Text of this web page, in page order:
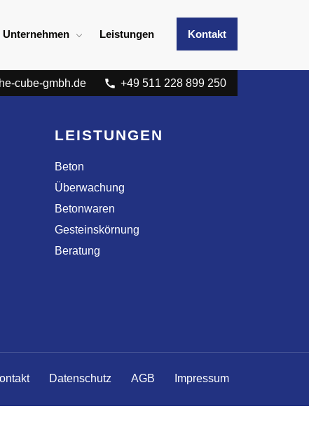
Unternehmen Leistungen Kontakt
cube-gmbh.de +49 511 228 899 250
LEISTUNGEN
Beton
Überwachung
Betonwaren
Gesteinskörnung
Beratung
Datenschutz AGB Impressum